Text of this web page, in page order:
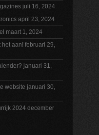
juli 16, 2024
april 23, 2024
maart 1, 2024
het aan! februari 29,
januari 31,
website januari 30,
2024 december